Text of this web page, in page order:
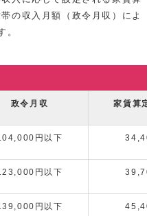
の収入月額（政令月収）によ
。
政令月収 家賃算定
円以下
円以下
円以下